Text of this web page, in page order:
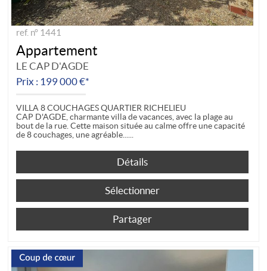
ref. n° 1441
Appartement
LE CAP D'AGDE
Prix : 199 000 €*
VILLA 8 COUCHAGES QUARTIER RICHELIEU
CAP D'AGDE, charmante villa de vacances, avec la plage au
bout de la rue. Cette maison située au calme offre une capacité
de 8 couchages, une agréable...
Détails
Sélectionner
Partager